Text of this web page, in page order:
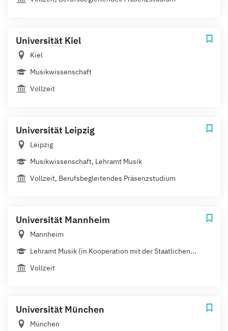
Universität Kiel
Kiel
Musikwissenschaft
Vollzeit
Universität Leipzig
Leipzig
Musikwissenschaft, Lehramt Musik
Vollzeit, Berufsbegleitendes Präsenzstudium
Universität Mannheim
Mannheim
Lehramt Musik (in Kooperation mit der Staatlichen...
Vollzeit
Universität München
München